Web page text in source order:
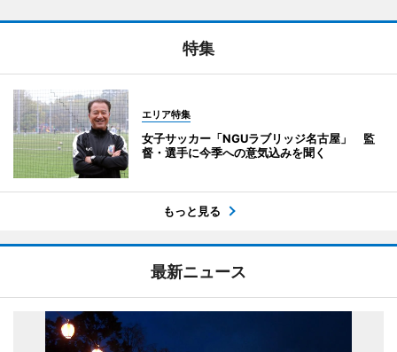
特集
エリア特集
女子サッカー「NGUラブリッジ名古屋」 監
督・選手に今季への意気込みを聞く
もっと見る
最新ニュース